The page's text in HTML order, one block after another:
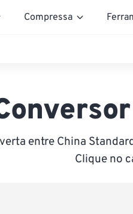
Compressa
entre China
Clique no